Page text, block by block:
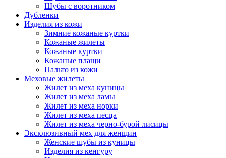
Шубы с воротником
Дубленки
Изделия из кожи
Зимние кожаные куртки
Кожаные жилеты
Кожаные куртки
Кожаные плащи
Пальто из кожи
Меховые жилеты
Жилет из меха куницы
Жилет из меха ламы
Жилет из меха норки
Жилет из меха песца
Жилет из меха черно-бурой лисицы
Эксклюзивный мех для женщин
Женские шубы из куницы
Изделия из кенгуру